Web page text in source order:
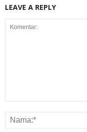
LEAVE A REPLY